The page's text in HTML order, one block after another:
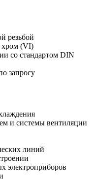
резьбой
хром (VI)
со стандартом DIN
запросу
и системы вентиляции
линий
электроприборов